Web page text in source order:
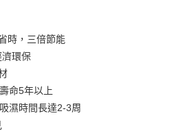
時，三倍節能
環保
命5年以上
濕時間長達2-3周